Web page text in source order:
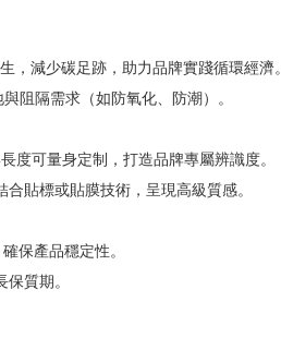
減少碳足跡，助力品牌實踐循環經濟。
阻隔需求（如防氧化、防潮）。
可量身定制，打造品牌專屬辨識度。
貼標或貼膜技術，呈現高級質感。
保產品穩定性。
質期。